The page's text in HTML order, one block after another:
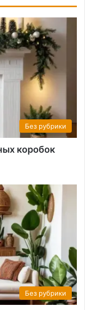
Без рубрики
коробок
Без рубрики